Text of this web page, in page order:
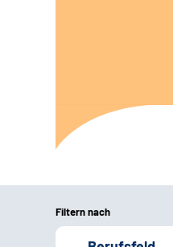
Filtern nach